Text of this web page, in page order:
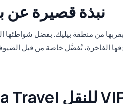
🏖️ نبذة قصيرة
من منطقة بيليك. بفضل شواطئها